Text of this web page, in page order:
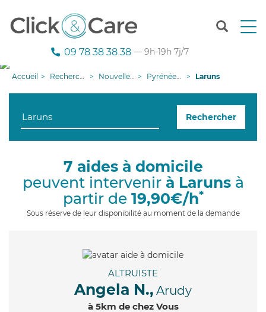
T
n
g
09 78 38 38 38 — 9h-19h 7j/7
Accueil Recherche aide à domicile Nouvelle-Aquitaine Pyrénées-Atlantiques Laruns
Rechercher
7 aides à domicile
peuvent intervenir à Larunsà
partir de 19,90€/h*
Sous réserve de leur disponibilité au moment de la demande
ALTRUISTE
Angela N., Arudy
à 5km de chez Vous